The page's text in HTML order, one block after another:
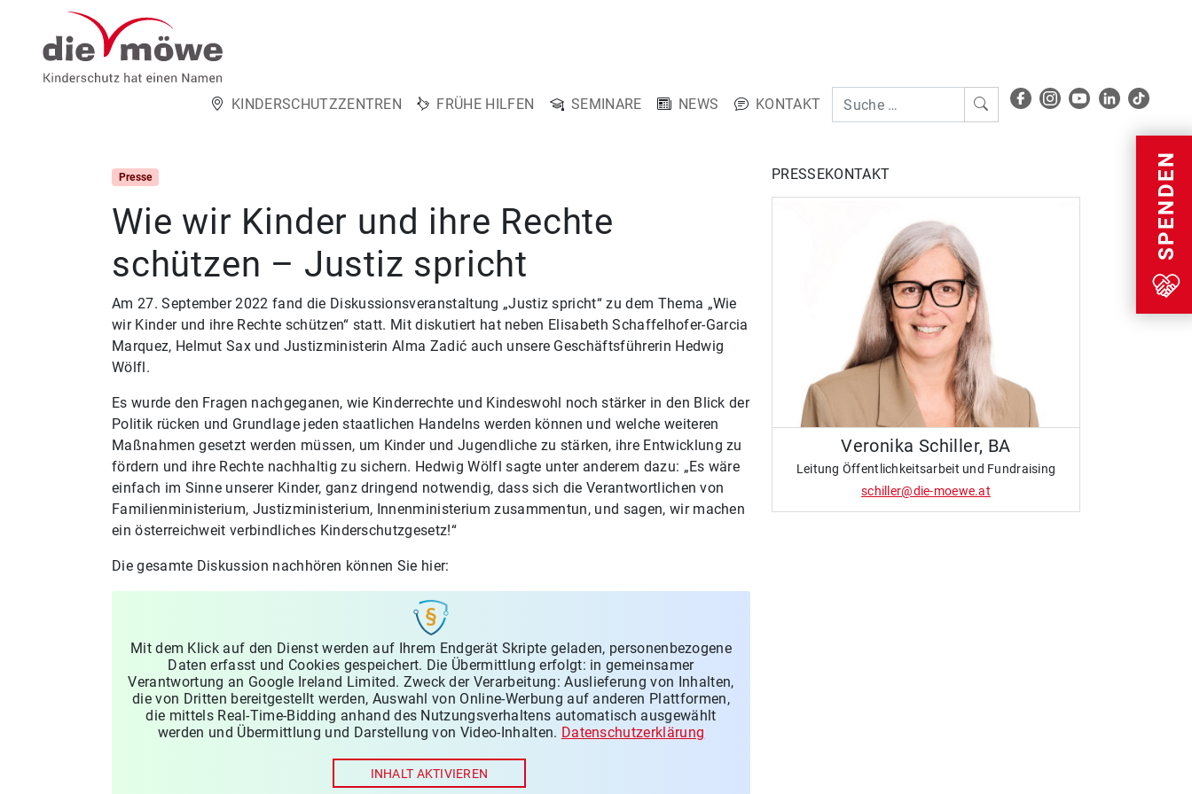
Weiter zum Inhalt
KINDERSCHUTZZENTREN FRÜHE HILFEN SEMINARE NEWS
KONTAKT
Menu
SPENDEN
Presse
Wie wir Kinder und ihre Rechte
schützen – Justiz spricht
Am 27. September 2022 fand die Diskussionsveranstaltung „Justiz spricht“ zu dem Thema „Wie
wir Kinder und ihre Rechte schützen“ statt. Mit diskutiert hat neben Elisabeth Schaffelhofer-Garcia
Marquez, Helmut Sax und Justizministerin Alma Zadić auch unsere Geschäftsführerin Hedwig
Wölfl.
Es wurde den Fragen nachgeganen, wie Kinderrechte und Kindeswohl noch stärker in den Blick der
Politik rücken und Grundlage jeden staatlichen Handelns werden können und welche weiteren
Maßnahmen gesetzt werden müssen, um Kinder und Jugendliche zu stärken, ihre Entwicklung zu
fördern und ihre Rechte nachhaltig zu sichern. Hedwig Wölfl sagte unter anderem dazu: „Es wäre
einfach im Sinne unserer Kinder, ganz dringend notwendig, dass sich die Verantwortlichen von
Familienministerium, Justizministerium, Innenministerium zusammentun, und sagen, wir machen
ein österreichweit verbindliches Kinderschutzgesetz!“
Die gesamte Diskussion nachhören können Sie hier:
Mit dem Klick auf den Dienst werden auf Ihrem Endgerät Skripte geladen, personenbezogene
Daten erfasst und Cookies gespeichert. Die Übermittlung erfolgt: in gemeinsamer
Verantwortung an Google Ireland Limited. Zweck der Verarbeitung: Auslieferung von Inhalten,
die von Dritten bereitgestellt werden, Auswahl von Online-Werbung auf anderen Plattformen,
die mittels Real-Time-Bidding anhand des Nutzungsverhaltens automatisch ausgewählt
werden und Übermittlung und Darstellung von Video-Inhalten. Datenschutzerklärung
INHALT AKTIVIEREN
PRESSEKONTAKT
Veronika Schiller, BA
Leitung Öffentlichkeitsarbeit und Fundraising
schiller@die-moewe.at